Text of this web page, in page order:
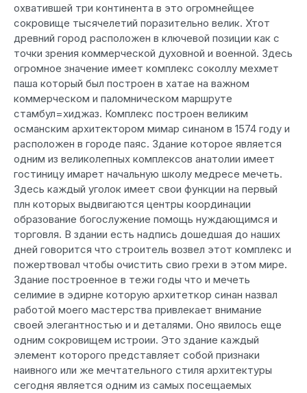
охватившей три континента в это огромнейщее
сокровище тысячелетий поразительно велик. Хтот
древний город расположен в ключевой позиции как с
точки зрения коммерческой духовной и военной. Здесь
огромное значение имеет комплекс соколлу мехмет
паша который был построен в хатае на важном
коммерческом и паломническом маршруте
стамбул=хиджаз. Комплекс построен великим
османским архитектором мимар синаном в 1574 году и
расположен в городе паяс. Здание которое является
одним из великолепных комплексов анатолии имеет
гостиницу имарет начальную школу медресе мечеть.
Здесь каждый уголок имеет свои функции на первый
плн которых выдвигаются центры координации
образование богослужение помощь нуждающимся и
торговля. В здании есть надпись дошедшая до наших
дней говорится что строитель возвел этот комплекс и
пожертвовал чтобы очистить свио грехи в этом мире.
Здание построенное в тежи годы что и мечеть
селимие в эдирне которую архитеткор синан назвал
работой моего мастерства привлекает внимание
своей элегантностью и и деталями. Оно явилось еще
одним сокровищем истроии. Это здание каждый
элемент которого представляет собой признаки
наивного или же мечтательного стиля архитектуры
сегодня является одним из самых посещаемых